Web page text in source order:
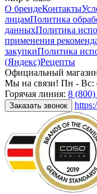
О брендеКонтакты
лицамПолитика
данныхПолитика
применения
закупкиПолитика
(Яндекс)Рецепты
Официальный
Мы на связи! Пн - Вс:
Горячая линия: 8
Заказать звонок